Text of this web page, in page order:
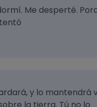
Me desperté.
y lo mantendrá